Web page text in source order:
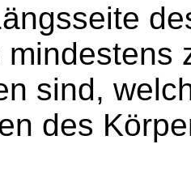
mindestens
sind,
des